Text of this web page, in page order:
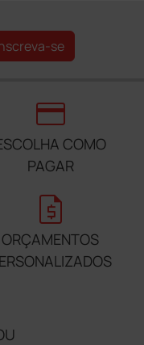
se
credit_card
COMO
PAGAR
request_quote
ORÇAMENTOS